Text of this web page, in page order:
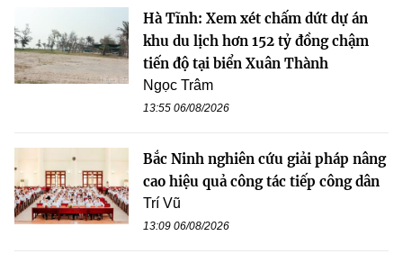
Hà Tĩnh: Xem xét chấm dứt dự án
khu du lịch hơn 152 tỷ đồng chậm
tiến độ tại biển Xuân Thành
Ngọc Trâm
13:55 06/08/2026
Bắc Ninh nghiên cứu giải pháp nâng
cao hiệu quả công tác tiếp công dân
Trí Vũ
13:09 06/08/2026